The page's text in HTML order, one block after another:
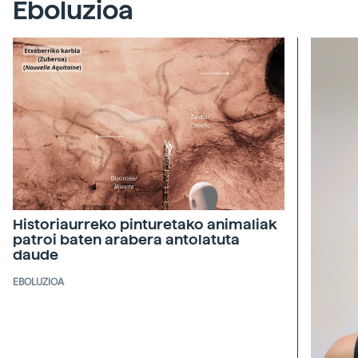
Eboluzioa
Historiaurreko pinturetako animaliak
patroi baten arabera antolatuta
daude
EBOLUZIOA